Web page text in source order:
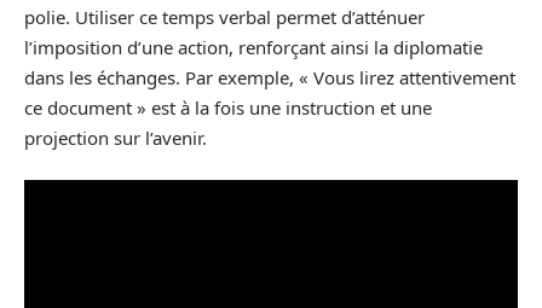
polie. Utiliser ce temps verbal permet d’atténuer
l’imposition d’une action, renforçant ainsi la diplomatie
dans les échanges. Par exemple, « Vous lirez attentivement
ce document » est à la fois une instruction et une
projection sur l’avenir.